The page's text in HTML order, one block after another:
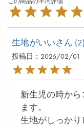
生地がいい 2
投稿日
2026/02/01
新生児の時か
ます。
生地がしっか